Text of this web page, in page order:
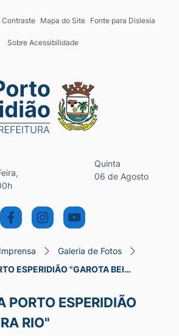
atalhos e links
[alt+3]
Contraste Mapa do Site Fonte para Dislexia
Sobre Acessibilidade
menu principal
Quinta
06 de Agosto
Imprensa
Galeria de Fotos
ESPERIDIÃO "GAROTA BEI…
PORTO ESPERIDIÃO
RIO"